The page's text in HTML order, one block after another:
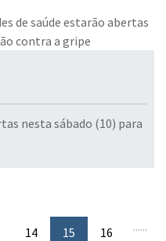
nesta sábado (10) para
...
14 15
16
...